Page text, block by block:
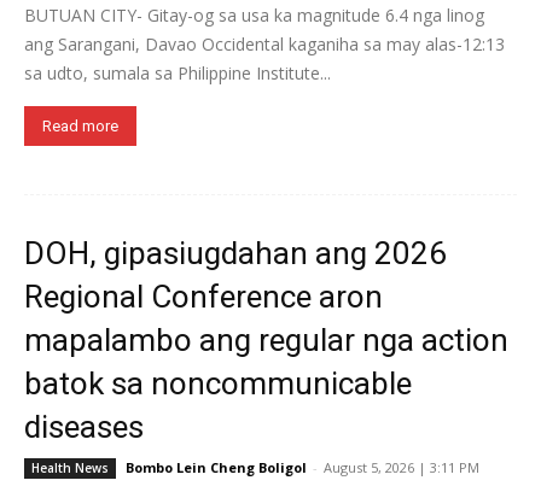
BUTUAN CITY- Gitay-og sa usa ka magnitude 6.4 nga linog
ang Sarangani, Davao Occidental kaganiha sa may alas-12:13
sa udto, sumala sa Philippine Institute...
Read more
DOH, gipasiugdahan ang 2026
Regional Conference aron
mapalambo ang regular nga action
batok sa noncommunicable
diseases
Health News Bombo Lein Cheng Boligol - August 5, 2026 | 3:11 PM